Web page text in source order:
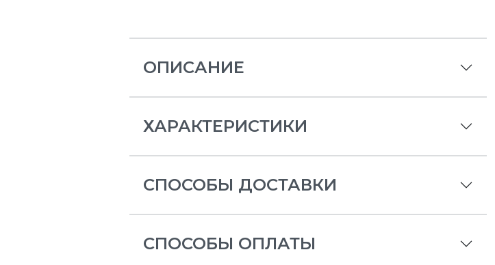
ОПИСАНИЕ
ХАРАКТЕРИСТИКИ
СПОСОБЫ ДОСТАВКИ
СПОСОБЫ ОПЛАТЫ